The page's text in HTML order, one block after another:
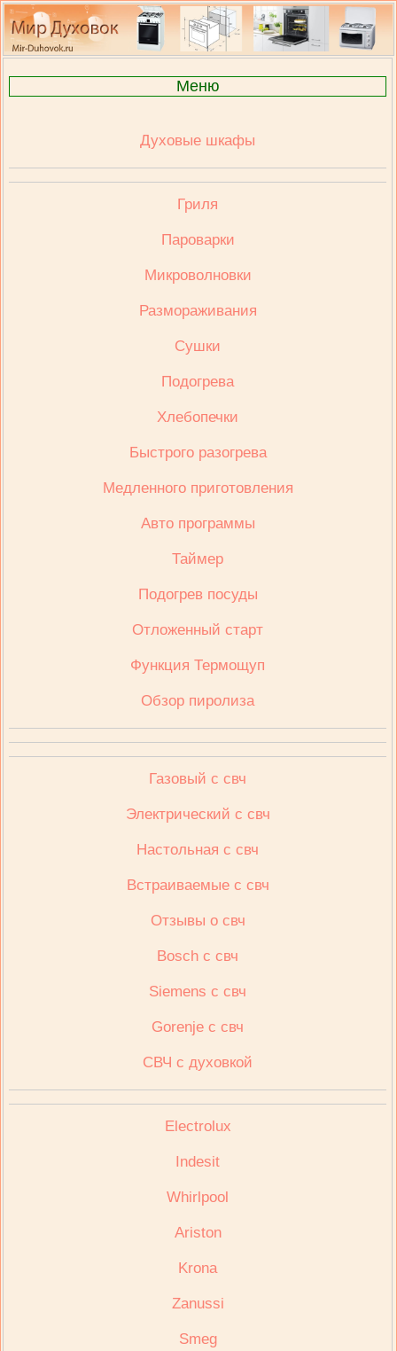
Меню
Духовые шкафы
Гриля
Пароварки
Микроволновки
Размораживания
Сушки
Подогрева
Хлебопечки
Быстрого разогрева
Медленного приготовления
Авто программы
Таймер
Подогрев посуды
Отложенный старт
Функция Термощуп
Обзор пиролиза
Газовый с свч
Электрический с свч
Настольная с свч
Встраиваемые с свч
Отзывы о свч
Bosch с свч
Siemens с свч
Gorenje с свч
СВЧ с духовкой
Electrolux
Indesit
Whirlpool
Ariston
Krona
Zanussi
Smeg